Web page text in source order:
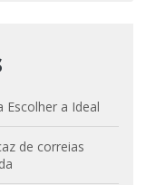
Escolher a Ideal
de correias